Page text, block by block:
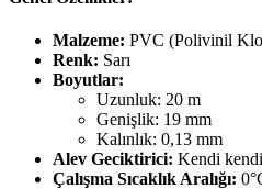
Malzeme: PVC (Polivinil
Renk: Sarı
Boyutlar:
Uzunluk: 20 m
Genişlik: 19 mm
Kalınlık: 0,13 mm
Alev Geciktirici: Kendi
Çalışma Sıcaklık Aralığı: